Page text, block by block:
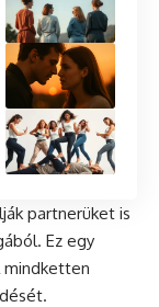
partnerüket is
Ez egy
mindketten